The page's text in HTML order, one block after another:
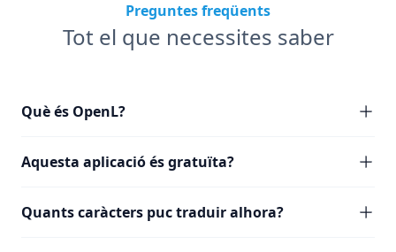
Preguntes freqüents
Tot el que necessites saber
Què és OpenL?
Aquesta aplicació és gratuïta?
Quants caràcters puc traduir alhora?